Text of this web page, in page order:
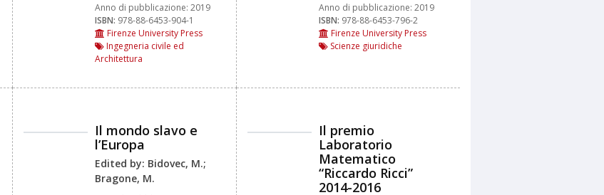
Anno di pubblicazione: 2019
ISBN: 978-88-6453-904-1
Firenze University Press
Ingegneria civile ed
Architettura
Anno di pubblicazione: 2019
ISBN: 978-88-6453-796-2
Firenze University Press
Scienze giuridiche
Il mondo slavo e
l’Europa
Edited by: Bidovec, M.;
Bragone, M.
Il premio
Laboratorio
Matematico
“Riccardo Ricci”
2014-2016